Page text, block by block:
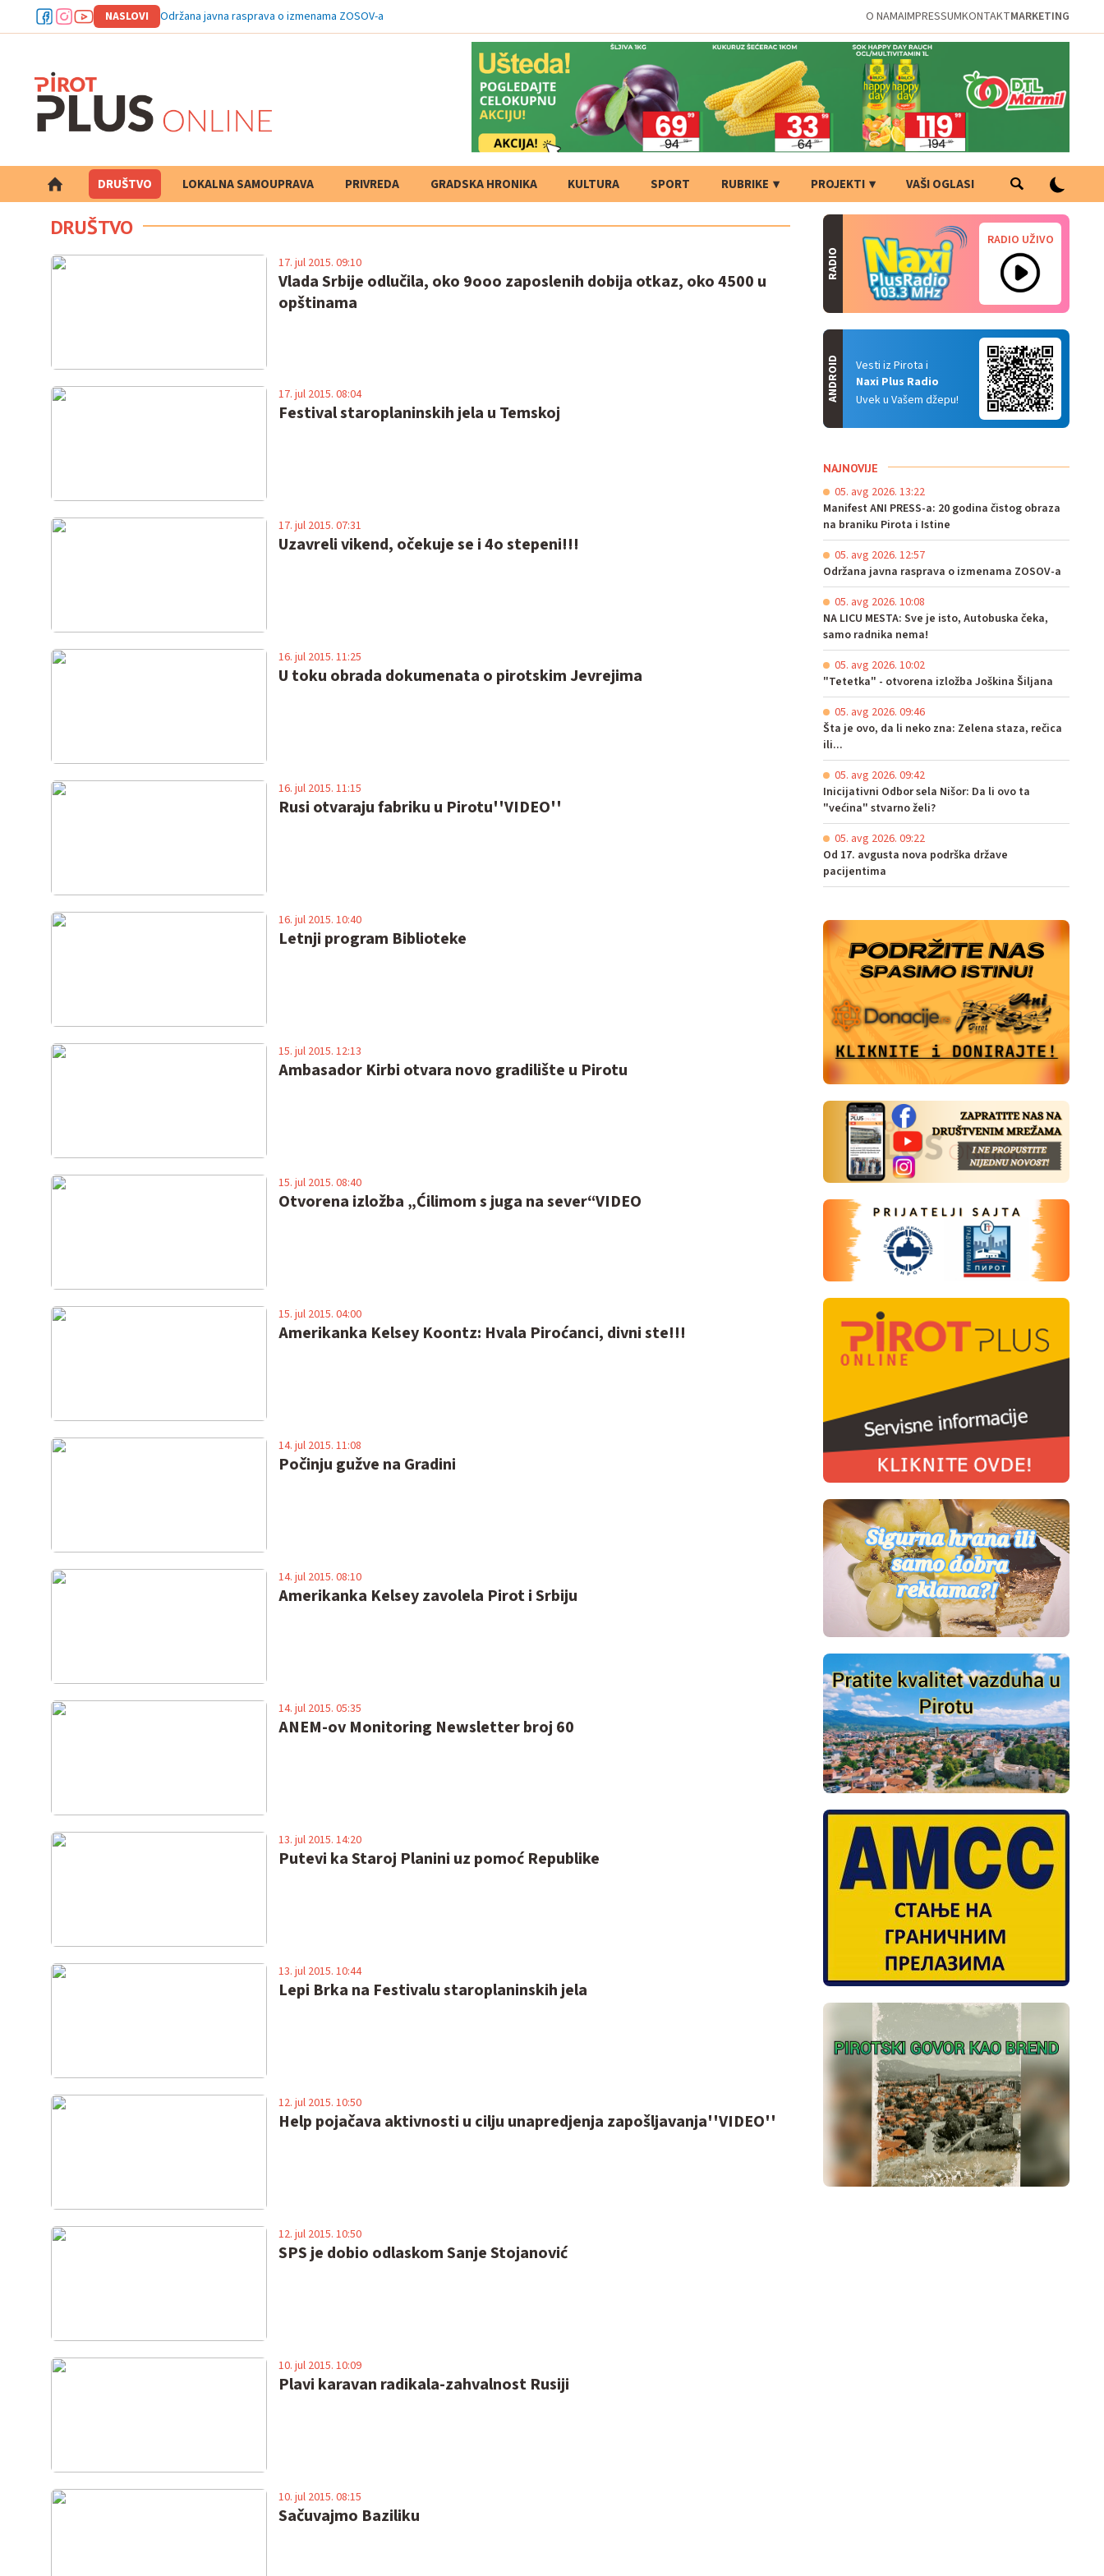
NASLOVI Održana javna rasprava o izmenama ZOSOV-a O NAMAIMPRESSUMKONTAKTMARKETING
DRUŠTVO LOKALNA SAMOUPRAVA PRIVREDA GRADSKA HRONIKA KULTURA SPORT RUBRIKE PROJEKTI VAŠI OGLASI
PRETRAGA
DRUŠTVO
Vlada Srbije odlučila, oko 9ooo zaposlenih dobija otkaz, oko 4500 u
opštinama
17. jul 2015. 09:10
Festival staroplaninskih jela u Temskoj
17. jul 2015. 08:04
Uzavreli vikend, očekuje se i 4o stepeni!!!
17. jul 2015. 07:31
U toku obrada dokumenata o pirotskim Jevrejima
16. jul 2015. 11:25
Rusi otvaraju fabriku u Pirotu''VIDEO''
16. jul 2015. 11:15
Letnji program Biblioteke
16. jul 2015. 10:40
Ambasador Kirbi otvara novo gradilište u Pirotu
15. jul 2015. 12:13
Otvorena izložba „Ćilimom s juga na sever“VIDEO
15. jul 2015. 08:40
Amerikanka Kelsey Koontz: Hvala Piroćanci, divni ste!!!
15. jul 2015. 04:00
Počinju gužve na Gradini
14. jul 2015. 11:08
Amerikanka Kelsey zavolela Pirot i Srbiju
14. jul 2015. 08:10
ANEM-ov Monitoring Newsletter broj 60
14. jul 2015. 05:35
Putevi ka Staroj Planini uz pomoć Republike
13. jul 2015. 14:20
Lepi Brka na Festivalu staroplaninskih jela
13. jul 2015. 10:44
Help pojačava aktivnosti u cilju unapredjenja zapošljavanja''VIDEO''
12. jul 2015. 10:50
SPS je dobio odlaskom Sanje Stojanović
12. jul 2015. 10:50
Plavi karavan radikala-zahvalnost Rusiji
10. jul 2015. 10:09
Sačuvajmo Baziliku
10. jul 2015. 08:15
RADIO
RADIO UŽIVO
Vesti iz Pirota i
Naxi Plus Radio
Uvek u Vašem džepu!
ANDROID
NAJNOVIJE
05. avg 2026. 13:22
Manifest ANI PRESS-a: 20 godina čistog obraza
na braniku Pirota i Istine
05. avg 2026. 12:57
Održana javna rasprava o izmenama ZOSOV-a
05. avg 2026. 10:08
NA LICU MESTA: Sve je isto, Autobuska čeka,
samo radnika nema!
05. avg 2026. 10:02
"Tetetka" - otvorena izložba Joškina Šiljana
05. avg 2026. 09:46
Šta je ovo, da li neko zna: Zelena staza, rečica
ili...
05. avg 2026. 09:42
Inicijativni Odbor sela Nišor: Da li ovo ta
"većina" stvarno želi?
05. avg 2026. 09:22
Od 17. avgusta nova podrška države
pacijentima